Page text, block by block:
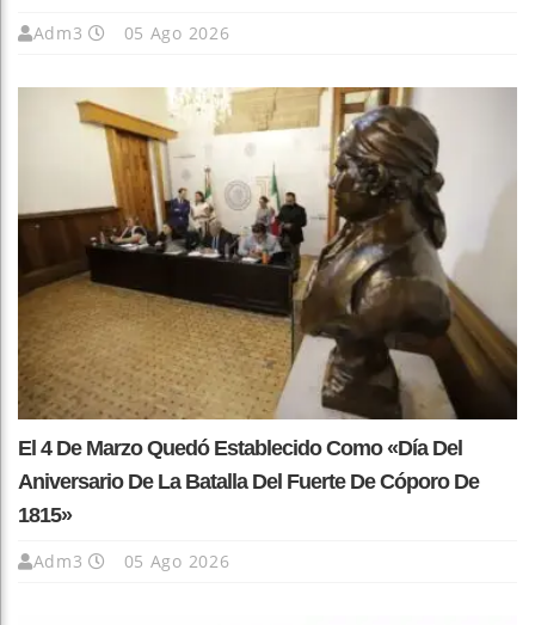
Adm3 05 Ago 2026
El 4 De Marzo Quedó Establecido Como «Día Del
Aniversario De La Batalla Del Fuerte De Cóporo De
1815»
Adm3 05 Ago 2026